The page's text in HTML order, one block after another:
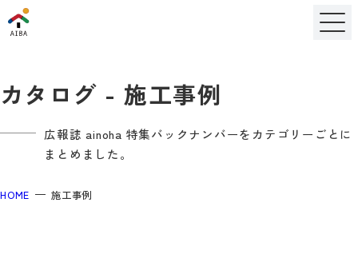
カタログ - 施工事例
広報誌 ainoha 特集バックナンバーをカテゴリーごとに
まとめました。
HOME 施工事例